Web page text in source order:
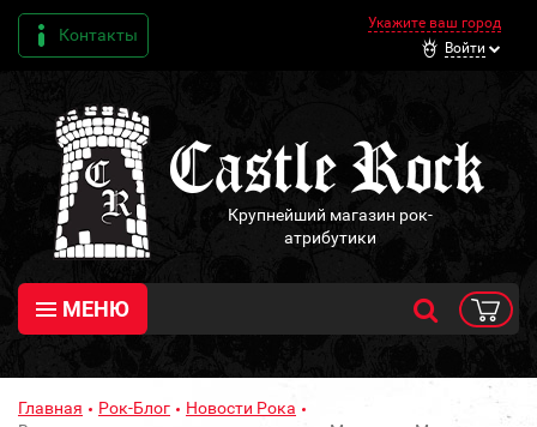
Контакты
Укажите ваш город
Войти
Крупнейший магазин рок-
атрибутики
МЕНЮ
Главная Рок-Блог
Новости Рока